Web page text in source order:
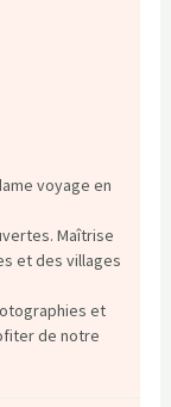
voyage en
Maîtrise
et des villages
et
de notre